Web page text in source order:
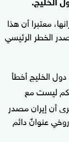
معتبرا أن هذا
الخطر الرئيسي
الخليج أخطأ
ليست مع
أن إيران مصدر
عنوانٌ دائم